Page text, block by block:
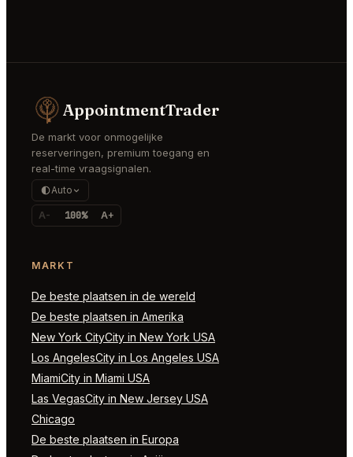
AppointmentTrader
De markt voor onmogelijke
reserveringen, premium toegang en
real-time vraagsignalen.
Auto
A- 100% A+
MARKT
De beste plaatsen in de wereld
De beste plaatsen in Amerika
New York CityCity in New York USA
Los AngelesCity in Los Angeles USA
MiamiCity in Miami USA
Las VegasCity in New Jersey USA
Chicago
De beste plaatsen in Europa